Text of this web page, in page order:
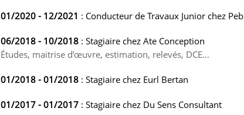
01/2020 - 12/2021 : Conducteur de Travaux Junior chez Peb
06/2018 - 10/2018 : Stagiaire chez Ate Conception
Études, maitrise d’œuvre, estimation, relevés, DCE...
01/2018 - 01/2018 : Stagiaire chez Eurl Bertan
01/2017 - 01/2017 : Stagiaire chez Du Sens Consultant